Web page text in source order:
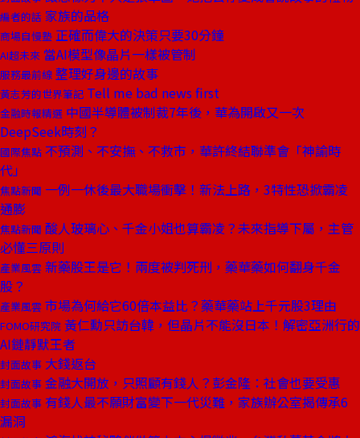
編者的話 家族的品格
商場自慢塾 正確而偉大的決策只要30分鐘
AI超未來 當AI模型像晶片一樣被管制
服務最前線 整理好身邊的故事
黃志芳的世界筆記 Tell me bad news first
金融時報精選 中國半導體被制裁7年後，華為開啟又一次
DeepSeek時刻？
國際焦點 不預測、不安撫、不救市，華許終結聯準會「神諭時
代」
焦點新聞 一例一休後最大職場衝擊！新法上路，3特性恐掀霸凌
通膨
焦點新聞 酸人玻璃心、千金小姐也算霸凌？未來指導下屬，主管
必懂三原則
產業風雲 新藥股王是它！兩度被判死刑，藥華藥如何翻身千金
股？
產業風雲 市場為何給它60倍本益比？藥華藥站上千元股3理由
FOMO研究院 黃仁勳只訪台韓，但晶片不能沒日本！解密亞洲行的
AI鏈靜默王者
封面故事 大錢返台
封面故事 金融大開放，只照顧有錢人？彭金隆：社會也要受惠
封面故事 有錢人最不願財富變下一代災難，家族辦公室揭傳承6
漏洞